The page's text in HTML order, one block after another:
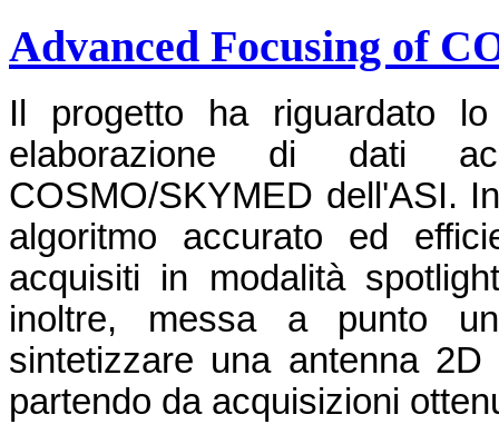
Advanced Focusing of
Il progetto ha riguardato
elaborazione di dati
COSMO/SKYMED dell'ASI.
algoritmo accurato ed
acquisiti in modalità
inoltre, messa a punto
sintetizzare una antenna
partendo da acquisizioni